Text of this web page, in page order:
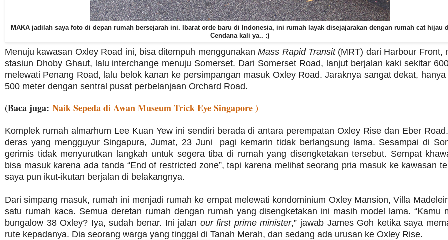
MAKA jadilah saya foto di depan rumah bersejarah ini. Ibarat orde baru di Indonesia, ini rumah layak disejajarakan dengan rumah cat hijau
Cendana kali ya.. :)
Menuju kawasan Oxley Road ini, bisa ditempuh menggunakanMass Rapid Transit(MRT) dari Harbour Front,
stasiun Dhoby Ghaut, lalu interchange menuju Somerset. Dari Somerset Road, lanjut berjalan kaki sekitar
melewati Penang Road, lalu belok kanan ke persimpangan masuk Oxley Road. Jaraknya sangat dekat,
500 meter dengan sentral pusat perbelanjaan Orchard Road.
(Baca juga: Naik Sepeda di Awan Museum Trick Eye Singapore )
Komplek rumah almarhum Lee Kuan Yew ini sendiri berada di antara perempatan Oxley Rise dan Eber
deras yang mengguyur Singapura, Jumat, 23 Juni pagi kemarin tidak berlangsung lama. Sesampai di
gerimis tidak menyurutkan langkah untuk segera tiba di rumah yang disengketakan tersebut. Sempat
bisa masuk karena ada tanda “End of restricted zone”, tapi karena melihat seorang pria masuk ke kawasan
saya pun ikut-ikutan berjalan di belakangnya.
Dari simpang masuk, rumah ini menjadi rumah ke empat melewati kondominium Oxley Mansion, Villa
satu rumah kaca. Semua deretan rumah dengan rumah yang disengketakan ini masih model lama. “Kamu
bungalow 38 Oxley? Iya, sudah benar. Ini jalan our first prime minister,” jawab James Goh ketika saya
rute kepadanya. Dia seorang warga yang tinggal di Tanah Merah, dan sedang ada urusan ke Oxley Rise.